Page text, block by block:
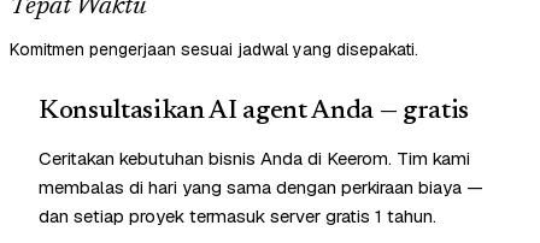
Tepat Waktu
Komitmen pengerjaan sesuai jadwal yang disepakati.
Konsultasikan AI agent Anda — gratis
Ceritakan kebutuhan bisnis Anda di Keerom. Tim kami
membalas di hari yang sama dengan perkiraan biaya —
dan setiap proyek termasuk server gratis 1 tahun.